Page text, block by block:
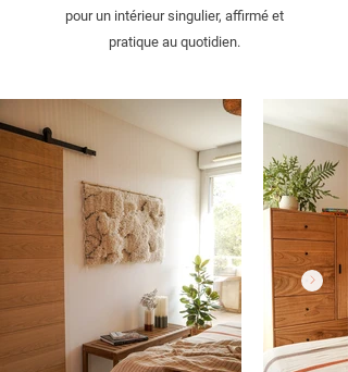
pour un intérieur singulier, affirmé et
pratique au quotidien.